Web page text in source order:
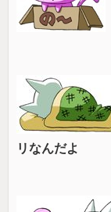
リなんだよ